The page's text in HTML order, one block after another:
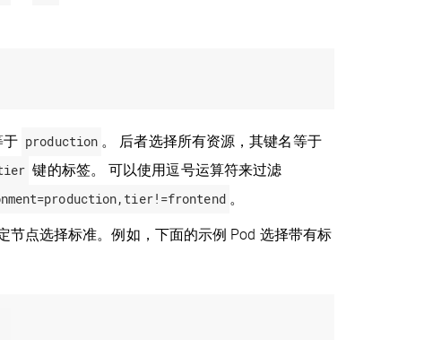
于 production 。 后者选择所有资源，其键名等于
键的标签。 可以使用逗号运算符来过滤
。
点选择标准。例如，下面的示例 Pod 选择带有标